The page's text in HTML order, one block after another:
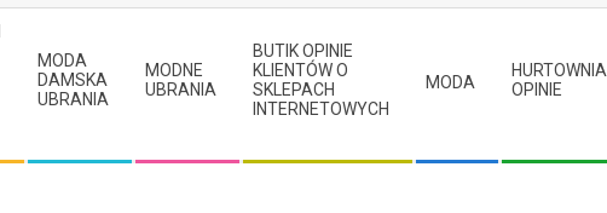
MODA
DAMSKA
UBRANIA
MODNE
UBRANIA
BUTIK OPINIE
KLIENTÓW O
SKLEPACH
INTERNETOWYCH
MODA
HURTOWNIA
OPINIE